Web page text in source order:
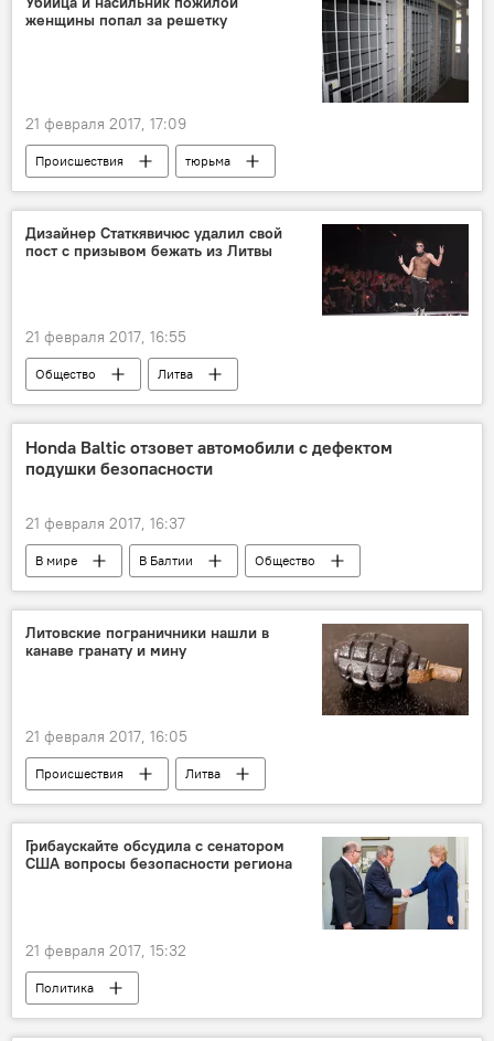
дизельное топливо
женщины попал за решетку
21 февраля 2017, 17:09
Происшествия тюрьма
Дизайнер Статкявичюс удалил свой
пост с призывом бежать из Литвы
21 февраля 2017, 16:55
Общество
Литва
Рамунас Карбаускис
Юозас Статкявичюс
скандальное обращение
Honda Baltic отзовет автомобили с дефектом
подушки безопасности
21 февраля 2017, 16:37
В мире В Балтии
Общество
страны Балтии
Honda
автомобиль
Литовские пограничники нашли в
канаве гранату и мину
21 февраля 2017, 16:05
Происшествия
Литва
Государственная пограничная служба
мина
граната
Дела приграничные: Калининград
Грибаускайте обсудила с сенатором
США вопросы безопасности региона
21 февраля 2017, 15:32
Политика